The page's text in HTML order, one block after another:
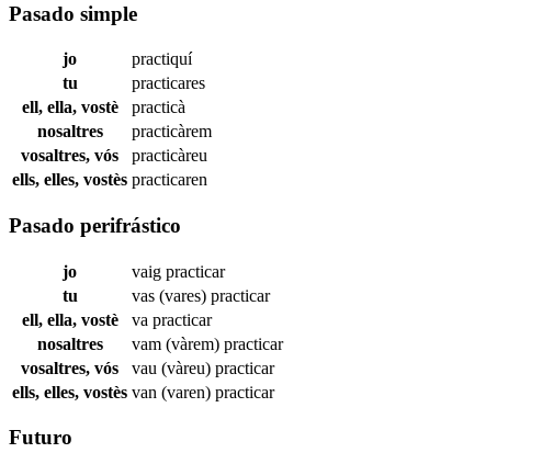
Pasado simple
jo
practiquí
tu
practicares
ell, ella, vostè
practicà
nosaltres
practicàrem
vosaltres, vós
practicàreu
ells, elles, vostès practicaren
Pasado perifrástico
jo vaig practicar
tu
vas (vares) practicar
ell, ella, vostè
va practicar
nosaltres
vam (vàrem) practicar
vosaltres, vós
vau (vàreu) practicar
ells, elles, vostès van (varen) practicar
Futuro